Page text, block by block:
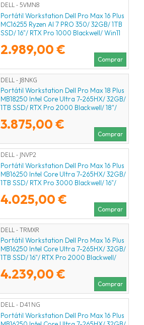
DELL - 5VMN8
Portátil Workstation Dell Pro Max 16 Plus
MC16255 Ryzen AI 7 PRO 350/ 32GB/ 1TB
SSD/ 16"/ RTX Pro 1000 Blackwell/ Win11
2.989,00 €
Comprar
DELL - J8NKG
Portátil Workstation Dell Pro Max 18 Plus
MB18250 Intel Core Ultra 7-265HX/ 32GB/
1TB SSD/ RTX Pro 2000 Blackwell/ 18"/
3.875,00 €
Comprar
DELL - JNVP2
Portátil Workstation Dell Pro Max 16 Plus
MB16250 Intel Core Ultra 7-265HX/ 32GB/
1TB SSD/ RTX Pro 3000 Blackwell/ 16"/
4.025,00 €
Comprar
DELL - TRMXR
Portátil Workstation Dell Pro Max 16 Plus
MB16250 Intel Core Ultra 7-265HX/ 32GB/
1TB SSD/ 16"/ RTX Pro 2000 Blackwell/
4.239,00 €
Comprar
DELL - D41NG
Portátil Workstation Dell Pro Max 16 Plus